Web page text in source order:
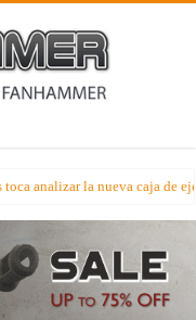
analizar la nueva caja de